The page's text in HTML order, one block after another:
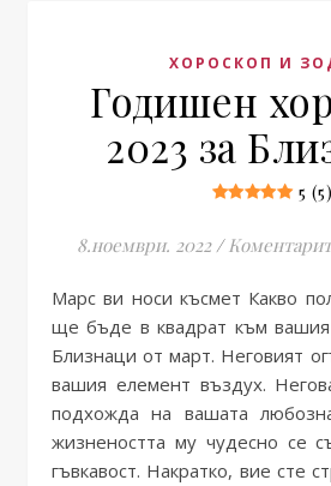
ХОРОСКОП И
Годишен
2023 за
5 (5)
8.ноември. 2022 /
Марс ви носи късмет Какво получавате… Сатурн
ще бъде в квадрат към вашия
Близнаци от март. Неговият
вашия елемент въздух.
подхожда на вашата
жизнеността му чудесно се
гъвкавост. Накратко, вие сте